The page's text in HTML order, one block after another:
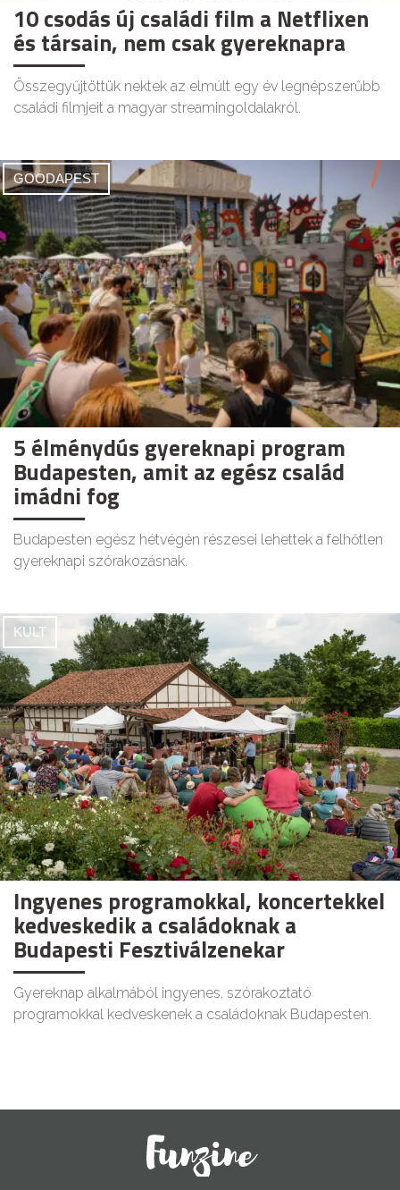
10 csodás új családi film a Netflixen
és társain, nem csak gyereknapra
Összegyűjtöttük nektek az elmúlt egy év legnépszerűbb
családi filmjeit a magyar streamingoldalakról.
GOODAPEST
5 élménydús gyereknapi program
Budapesten, amit az egész család
imádni fog
Budapesten egész hétvégén részesei lehettek a felhőtlen
gyereknapi szórakozásnak.
KULT
Ingyenes programokkal, koncertekkel
kedveskedik a családoknak a
Budapesti Fesztiválzenekar
Gyereknap alkalmából ingyenes, szórakoztató
programokkal kedveskenek a családoknak Budapesten.